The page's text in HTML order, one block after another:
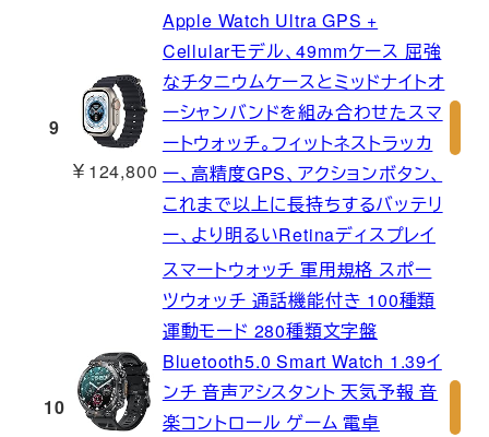
9
￥124,800
Apple Watch Ultra GPS +
Cellularモデル、49mmケース 屈強
なチタニウムケースとミッドナイトオ
ーシャンバンドを組み合わせたスマ
ートウォッチ。フィットネストラッカ
ー、高精度GPS、アクションボタン、
これまで以上に長持ちするバッテリ
ー、より明るいRetinaディスプレイ
10
スマートウォッチ 軍用規格 スポー
ツウォッチ 通話機能付き 100種類
運動モード 280種類文字盤
Bluetooth5.0 Smart Watch 1.39イ
ンチ 音声アシスタント 天気予報 音
楽コントロール ゲーム 電卓